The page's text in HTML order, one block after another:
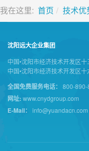
我在这里: 首页 技术优
沈阳远大企业集团
中国•沈阳市经济技术开发区
中国•沈阳市经济技术开发区
全国免费服务电话： 800-
网址: www.cnydgroup.com
E-Mail： info@yuandacn.com